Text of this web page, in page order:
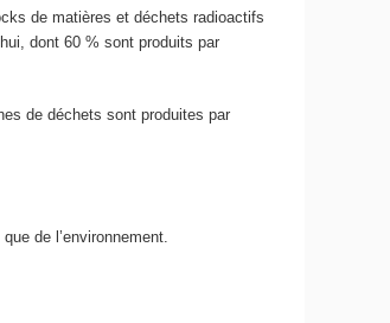
de matières et déchets radioactifs
dont 60 % sont produits par
de déchets sont produites par
de l’environnement.